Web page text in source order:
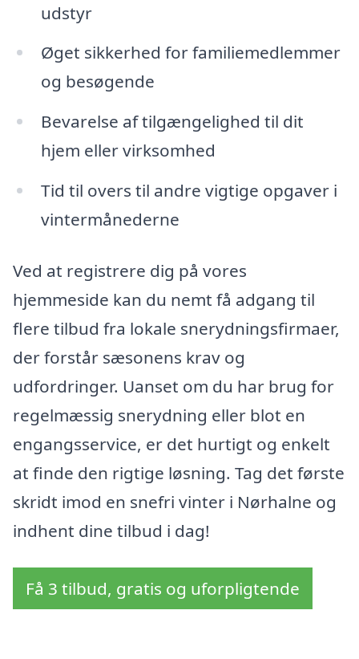
udstyr
Øget sikkerhed for familiemedlemmer
og besøgende
Bevarelse af tilgængelighed til dit
hjem eller virksomhed
Tid til overs til andre vigtige opgaver i
vintermånederne
Ved at registrere dig på vores
hjemmeside kan du nemt få adgang til
flere tilbud fra lokale snerydningsfirmaer,
der forstår sæsonens krav og
udfordringer. Uanset om du har brug for
regelmæssig snerydning eller blot en
engangsservice, er det hurtigt og enkelt
at finde den rigtige løsning. Tag det første
skridt imod en snefri vinter i Nørhalne og
indhent dine tilbud i dag!
Få 3 tilbud, gratis og uforpligtende